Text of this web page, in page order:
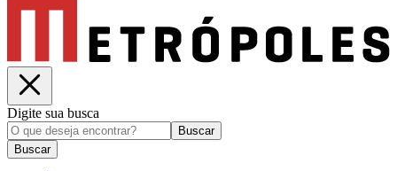
Digite sua busca
Buscar
Buscar